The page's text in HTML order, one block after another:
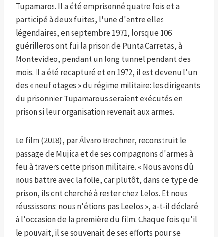
Tupamaros. Il a été emprisonné quatre fois et a
participé à deux fuites, l'une d'entre elles
légendaires, en septembre 1971, lorsque 106
guérilleros ont fui la prison de Punta Carretas, à
Montevideo, pendant un long tunnel pendant des
mois. Il a été recapturé et en 1972, il est devenu l'un
des « neuf otages » du régime militaire: les dirigeants
du prisonnier Tupamarous seraient exécutés en
prison si leur organisation revenait aux armes.
Le film (2018), par Álvaro Brechner, reconstruit le
passage de Mujica et de ses compagnons d'armes à
feu à travers cette prison militaire. « Nous avons dû
nous battre avec la folie, car plutôt, dans ce type de
prison, ils ont cherché à rester chez Lelos. Et nous
réussissons: nous n'étions pas Leelos », a-t-il déclaré
à l'occasion de la première du film. Chaque fois qu'il
le pouvait, il se souvenait de ses efforts pour se